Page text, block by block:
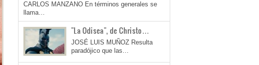
CARLOS MANZANO En términos generales se
llama…
"La Odisea", de Christo…
JOSÉ LUIS MUÑOZ Resulta
paradójico que las…